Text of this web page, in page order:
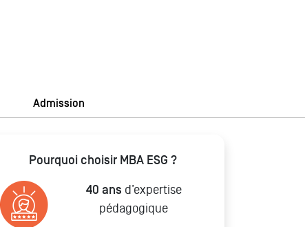
Admission
Pourquoi choisir MBA ESG ?
40 ans d’expertise
pédagogique